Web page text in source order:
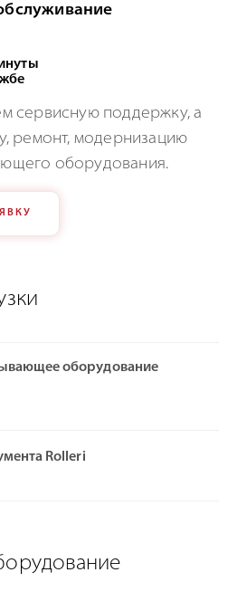
сервисную поддержку, а
ремонт, модернизацию
оборудования.
оборудование
Rolleri